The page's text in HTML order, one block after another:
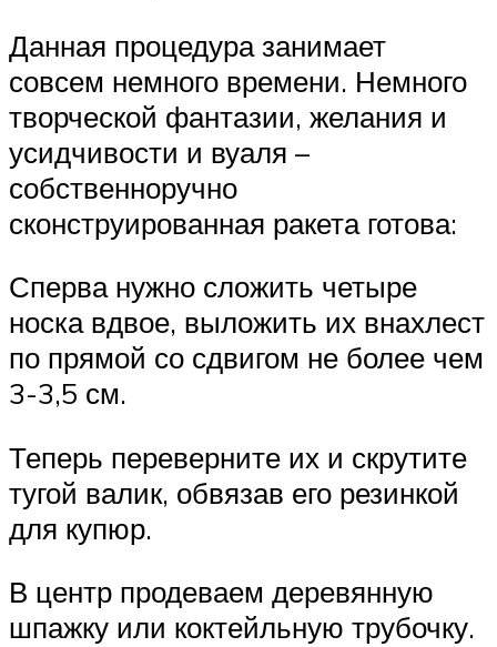
Данная процедура занимает
совсем немного времени. Немного
творческой фантазии, желания и
усидчивости и вуаля –
собственноручно
сконструированная ракета готова:
Сперва нужно сложить четыре
носка вдвое, выложить их внахлест
по прямой со сдвигом не более чем
3-3,5 см.
Теперь переверните их и скрутите
тугой валик, обвязав его резинкой
для купюр.
В центр продеваем деревянную
шпажку или коктейльную трубочку.